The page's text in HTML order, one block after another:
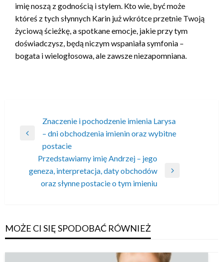
imię noszą z godnością i stylem. Kto wie, być może
któreś z tych słynnych Karin już wkrótce przetnie Twoją
życiową ścieżkę, a spotkane emocje, jakie przy tym
doświadczysz, będą niczym wspaniała symfonia –
bogata i wielogłosowa, ale zawsze niezapomniana.
Nawigacja
wpisu
Poprzedni
Znaczenie i pochodzenie imienia Larysa
– dni obchodzenia imienin oraz wybitne
postacie
Następny
Przedstawiamy imię Andrzej – jego
geneza, interpretacja, daty obchodów
oraz słynne postacie o tym imieniu
MOŻE CI SIĘ SPODOBAĆ RÓWNIEŻ